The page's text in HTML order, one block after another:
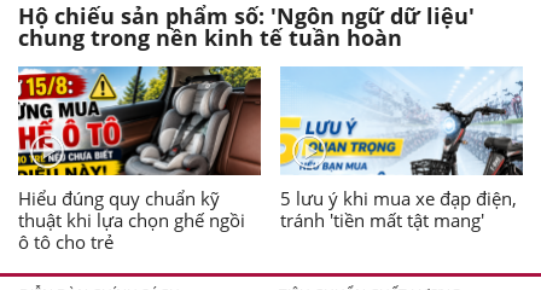
Hộ chiếu sản phẩm số: 'Ngôn ngữ dữ liệu'
chung trong nền kinh tế tuần hoàn
Hiểu đúng quy chuẩn kỹ
thuật khi lựa chọn ghế ngồi
ô tô cho trẻ
5 lưu ý khi mua xe đạp điện,
tránh 'tiền mất tật mang'